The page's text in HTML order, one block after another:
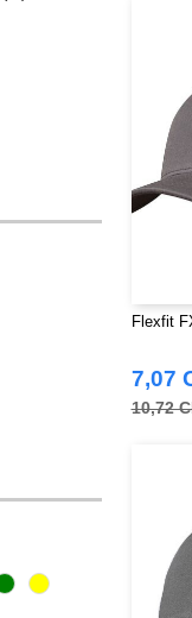
Flexfit
7,07
10,72